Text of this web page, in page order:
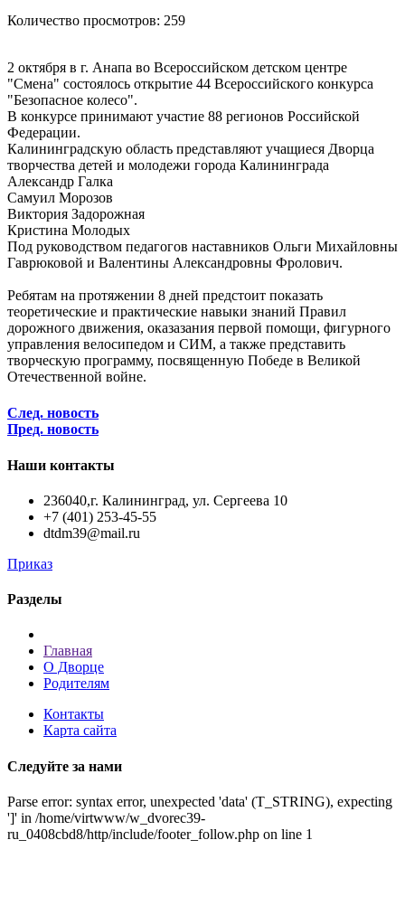
Количество просмотров: 259
2 октября в г. Анапа во Всероссийском детском центре
"Смена" состоялось открытие 44 Всероссийского конкурса
"Безопасное колесо".
В конкурсе принимают участие 88 регионов Российской
Федерации.
Калининградскую область представляют учащиеся Дворца
творчества детей и молодежи города Калининграда
Александр Галка
Самуил Морозов
Виктория Задорожная
Кристина Молодых
Под руководством педагогов наставников Ольги Михайловны
Гаврюковой и Валентины Александровны Фролович.
Ребятам на протяжении 8 дней предстоит показать
теоретические и практические навыки знаний Правил
дорожного движения, оказазания первой помощи, фигурного
управления велосипедом и СИМ, а также представить
творческую программу, посвященную Победе в Великой
Отечественной войне.
След. новость
Пред. новость
Наши контакты
236040,г. Калининград, ул. Сергеева 10
+7 (401) 253-45-55
dtdm39@mail.ru
Приказ
Разделы
Главная
О Дворце
Родителям
Контакты
Карта сайта
Следуйте за нами
Parse error: syntax error, unexpected 'data' (T_STRING), expecting
']' in /home/virtwww/w_dvorec39-
ru_0408cbd8/http/include/footer_follow.php on line 1